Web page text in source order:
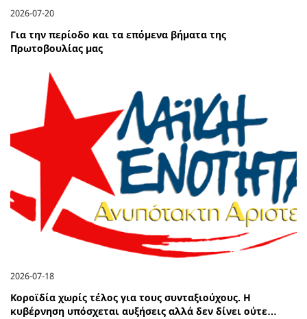
2026-07-20
Για την περίοδο και τα επόμενα βήματα της
Πρωτοβουλίας μας
2026-07-18
Κοροϊδία χωρίς τέλος για τους συνταξιούχους. Η
κυβέρνηση υπόσχεται αυξήσεις αλλά δεν δίνει ούτε…